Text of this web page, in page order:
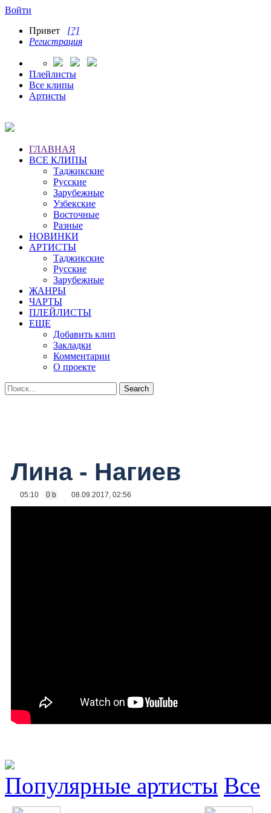
Войти
Привет [?]
Регистрация
Плейлисты
Все клипы
Артисты
ГЛАВНАЯ
ВСЕ КЛИПЫ
Таджикские
Русские
Зарубежные
Узбекские
Восточные
Разные
НОВИНКИ
АРТИСТЫ
Таджикские
Русские
Зарубежные
ЖАНРЫ
ЧАРТЫ
ПЛЕЙЛИСТЫ
ЕЩЕ
Добавить клип
Закладки
Комментарии
О проекте
Лина - Нагиев
05:10 0 b 08.09.2017, 02:56
Популярные артисты Все